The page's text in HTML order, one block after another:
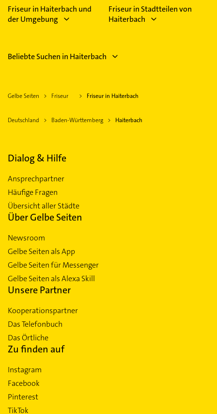
Friseur in Haiterbach und
der Umgebung
Friseur in Stadtteilen von
Haiterbach
Beliebte Suchen in Haiterbach
Gelbe Seiten Friseur Friseur in Haiterbach
Deutschland Baden-Württemberg Haiterbach
Dialog & Hilfe
Ansprechpartner
Häufige Fragen
Übersicht aller Städte
Über Gelbe Seiten
Newsroom
Gelbe Seiten als App
Gelbe Seiten für Messenger
Gelbe Seiten als Alexa Skill
Unsere Partner
Kooperationspartner
Das Telefonbuch
Das Örtliche
Zu finden auf
Instagram
Facebook
Pinterest
TikTok